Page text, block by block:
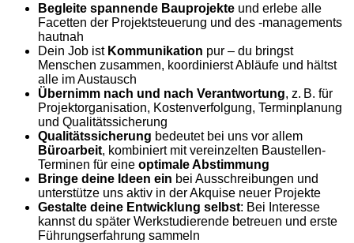
Begleite spannende Bauprojekte und erlebe alle
Facetten der Projektsteuerung und des -managements
hautnah
Dein Job ist Kommunikation pur – du bringst
Menschen zusammen, koordinierst Abläufe und hältst
alle im Austausch
Übernimm nach und nach Verantwortung, z. B. für
Projektorganisation, Kostenverfolgung, Terminplanung
und Qualitätssicherung
Qualitätssicherung bedeutet bei uns vor allem
Büroarbeit, kombiniert mit vereinzelten Baustellen-
Terminen für eine optimale Abstimmung
Bringe deine Ideen ein bei Ausschreibungen und
unterstütze uns aktiv in der Akquise neuer Projekte
Gestalte deine Entwicklung selbst: Bei Interesse
kannst du später Werkstudierende betreuen und erste
Führungserfahrung sammeln